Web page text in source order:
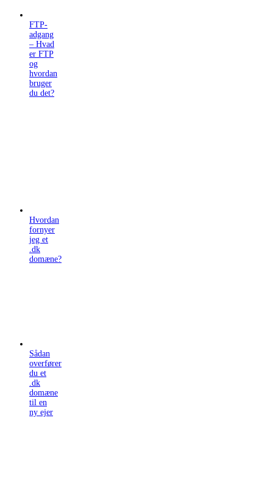
FTP-
adgang
– Hvad
er FTP
og
hvordan
bruger
du det?
Hvordan
fornyer
jeg et
.dk
domæne?
Sådan
overfører
du et
.dk
domæne
til en
ny ejer